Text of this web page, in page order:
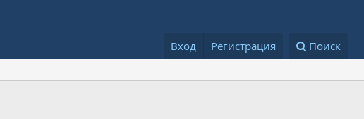
Вход Регистрация Поиск